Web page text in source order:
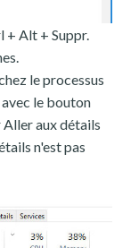
+ Alt + Suppr.
le processus
le bouton
aux détails
n'est pas